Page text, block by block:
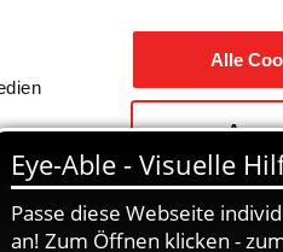
gesetzt.
Alle
Gemeinde / Geschichte